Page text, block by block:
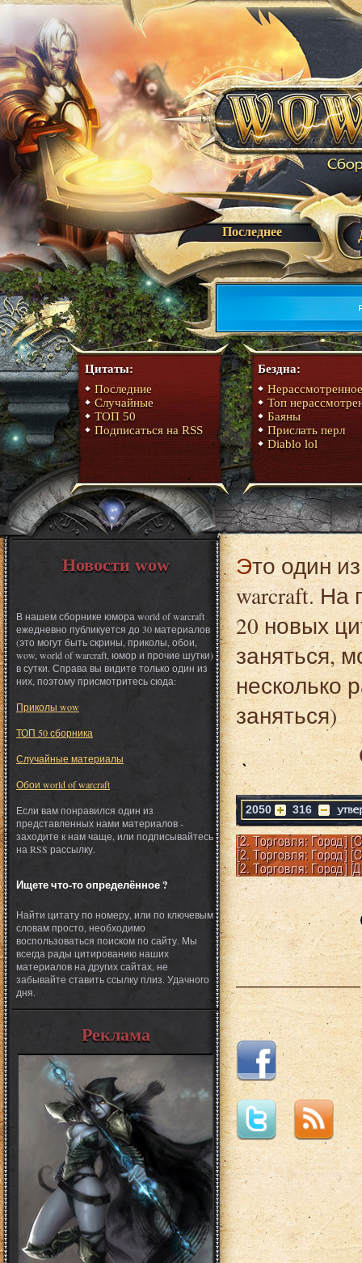
Последнее
Цитаты:
Последние
Случайные
ТОП 50
Подписаться на RSS
Бездна:
Нерассмотренное
Топ
Баяны
Прислать перл
Diablo lol
Новости wow
В нашем сборнике юмора world of warcraft
ежедневно публикуется до 30 материалов
(это могут быть скрины, приколы, обои,
wow, world of warcraft, юмор и прочие шутки)
в сутки. Справа вы видите только один из
них, поэтому присмотритесь сюда:
Приколы wow
ТОП 50 сборника
Случайные материалы
Обои world of warcraft
Если вам понравился один из
представленных нами материалов -
заходите к нам чаще, или подписывайтесь
на RSS рассылку.
Ищете что-то определённое ?
Найти цитату по номеру, или по ключевым
словам просто, необходимо
воспользоваться поиском по сайту. Мы
всегда рады цитированию наших
материалов на других сайтах, не
забывайте ставить ссылку плиз. Удачного
дня.
Реклама
Это один из материалов сборника юмора World of
warcraft. На
20 новых
заняться,
несколько
заняться)
2050 316
___________